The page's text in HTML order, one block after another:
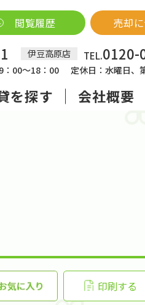
伊豆高原店 TEL.0120-
：00～18：00 定休日：水曜日、
閲覧履歴 売却
を探す 会社概要
印刷する